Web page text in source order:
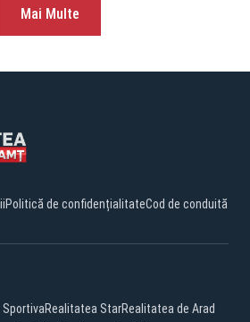
Mai Multe
Politică de confidențialitateCod de conduită
Realitatea StarRealitatea de Arad